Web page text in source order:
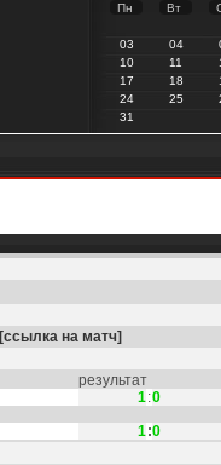
Пн Вт
03 04
10
11
17
18
24
25
31
[ссылка на матч]
результат
1:0
1:0